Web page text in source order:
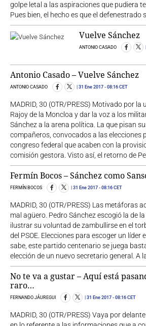
golpe letal a las aspiraciones que pudiera
Pues bien, el hecho es que el defenestrado
Vuelve Sánchez
ANTONIO CASADO
Antonio Casado – Vuelve Sánchez
ANTONIO CASADO 31 Ene 2017 - 08:16 CET
MADRID, 30 (OTR/PRESS) Motivado por la
Rajoy de la Moncloa y dar la voz a los
Sánchez a la arena política. La que pisan
compañeros, convocados a las elecciones
congreso federal que acaben con la
comisión gestora. Visto así, el retorno de
Fermín Bocos – Sánchez como
FERMÍN BOCOS 31 Ene 2017 - 08:16 CET
MADRID, 30 (OTR/PRESS) Las metáforas
mal agüero. Pedro Sánchez escogió la de
ilustrar su voluntad de zambullirse en el
del PSOE. Elecciones para escoger un líder
sabe, este partido centenario se juega
elección de un nuevo secretario general. A
No te va a gustar – Aquí está
raro…
FERNANDO JÁUREGUI 31 Ene 2017 - 08:16 CET
MADRID, 30 (OTR/PRESS) Vaya por